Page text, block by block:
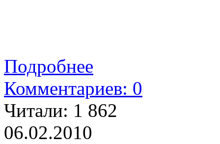
Подробнее
Комментариев: 0
Читали: 1 862
06.02.2010